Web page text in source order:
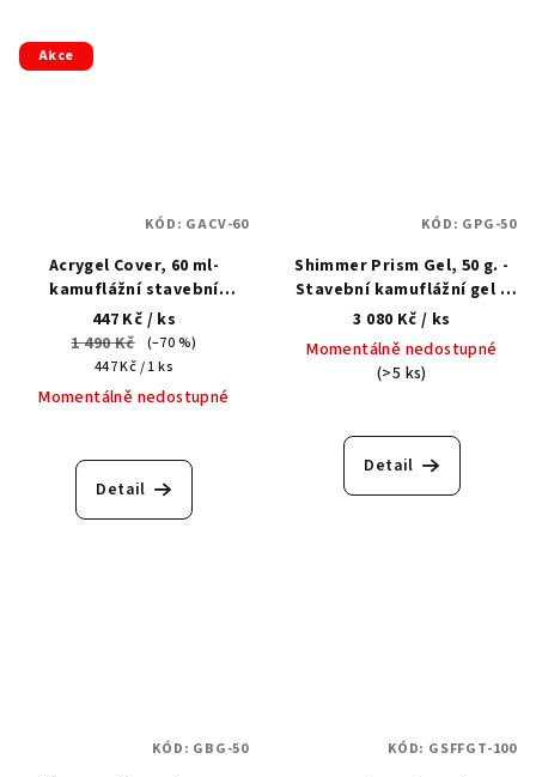
Akce
Acrygel Cover, 60 ml-
kamuflážní stavební
akrygel
447 Kč / ks
1 490 Kč
(–70 %)
Měrná
cena:
447 Kč / 1 ks
Momentálně nedostupné
Detail
KÓD: GACV-60
Shimmer Prism Gel, 50 g. -
Stavební kamuflážní gel s
třpytkami
3 080 Kč / ks
Momentálně nedostupné
(>5 ks)
Detail
KÓD: GPG-50
KÓD: GBG-50 KÓD: GSFFGT-100